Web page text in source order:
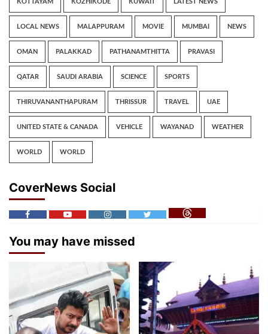
KOTTAYAM KOZHIKODE KUWAIT LATEST NEWS
LOCAL NEWS MALAPPURAM MOVIE MUMBAI NEWS
OMAN PALAKKAD PATHANAMTHITTA PRAVASI
QATAR SAUDI ARABIA SCIENCE SPORTS
THIRUVANANTHAPURAM THRISSUR TRAVEL UAE
UNITED STATE & CANADA VEHICLE WAYANAD WEATHER
WORLD WORLD
CoverNews Social
You may have missed